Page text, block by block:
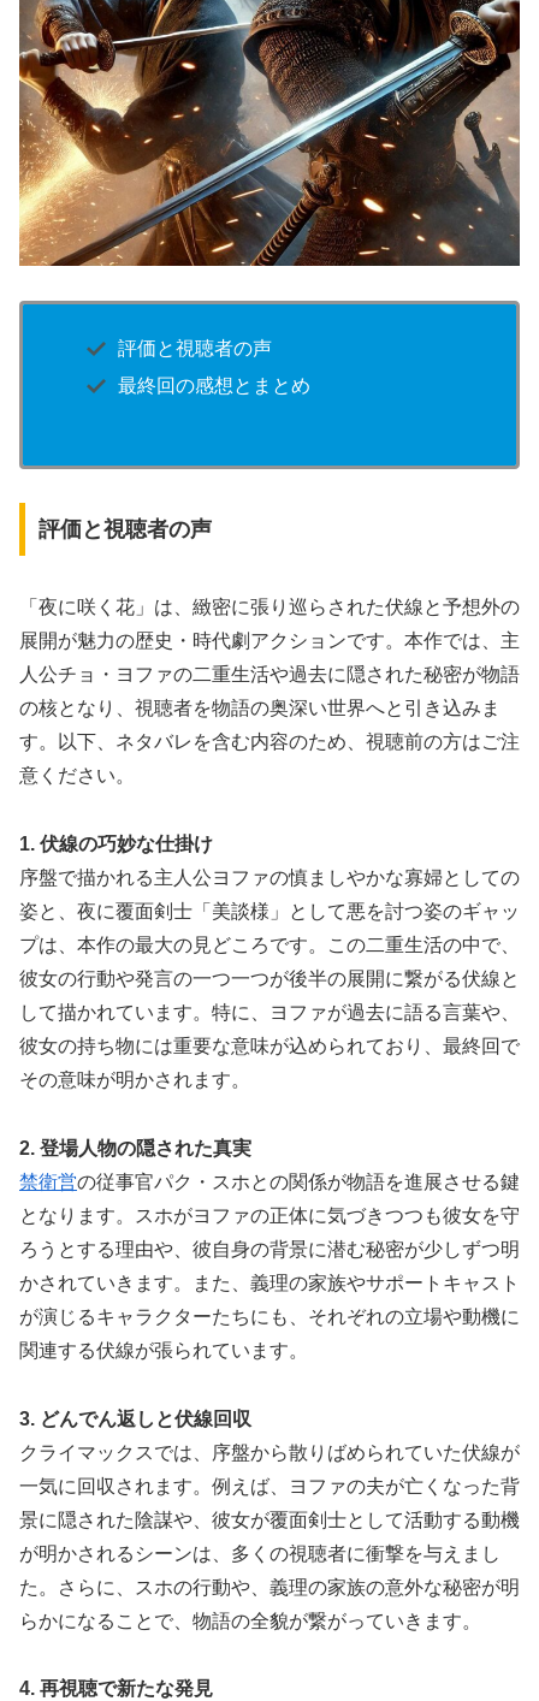
評価と視聴者の声
最終回の感想とまとめ
評価と視聴者の声
「夜に咲く花」は、緻密に張り巡らされた伏線と予想外の
展開が魅力の歴史・時代劇アクションです。本作では、主
人公チョ・ヨファの二重生活や過去に隠された秘密が物語
の核となり、視聴者を物語の奥深い世界へと引き込みま
す。以下、ネタバレを含む内容のため、視聴前の方はご注
意ください。
1. 伏線の巧妙な仕掛け
序盤で描かれる主人公ヨファの慎ましやかな寡婦としての
姿と、夜に覆面剣士「美談様」として悪を討つ姿のギャッ
プは、本作の最大の見どころです。この二重生活の中で、
彼女の行動や発言の一つ一つが後半の展開に繋がる伏線と
して描かれています。特に、ヨファが過去に語る言葉や、
彼女の持ち物には重要な意味が込められており、最終回で
その意味が明かされます。
2. 登場人物の隠された真実
禁衛営の従事官パク・スホとの関係が物語を進展させる鍵
となります。スホがヨファの正体に気づきつつも彼女を守
ろうとする理由や、彼自身の背景に潜む秘密が少しずつ明
かされていきます。また、義理の家族やサポートキャスト
が演じるキャラクターたちにも、それぞれの立場や動機に
関連する伏線が張られています。
3. どんでん返しと伏線回収
クライマックスでは、序盤から散りばめられていた伏線が
一気に回収されます。例えば、ヨファの夫が亡くなった背
景に隠された陰謀や、彼女が覆面剣士として活動する動機
が明かされるシーンは、多くの視聴者に衝撃を与えまし
た。さらに、スホの行動や、義理の家族の意外な秘密が明
らかになることで、物語の全貌が繋がっていきます。
4. 再視聴で新たな発見